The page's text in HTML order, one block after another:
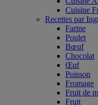
Cuisine
Recettes par
Farine
Poulet
Bœuf
Chocolat
Œuf
Poisson
Fromage
Fruit de
Fruit